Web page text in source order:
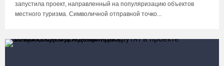
запустила проект, направленный на популяризацию объектов
местного туризма. Символичной отправной точко...